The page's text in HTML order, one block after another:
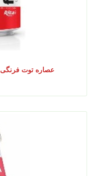
عصاره توت فرنگی 330ml عطر و طعم میوه